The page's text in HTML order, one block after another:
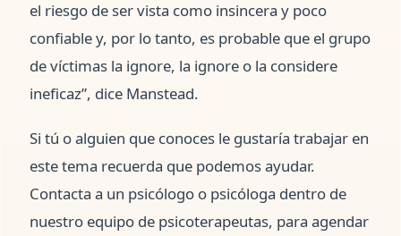
el riesgo de ser vista como insincera y poco
confiable y, por lo tanto, es probable que el grupo
de víctimas la ignore, la ignore o la considere
ineficaz”, dice Manstead.
Si tú o alguien que conoces le gustaría trabajar en
este tema recuerda que podemos ayudar.
Contacta a un psicólogo o psicóloga dentro de
nuestro equipo de psicoterapeutas, para agendar